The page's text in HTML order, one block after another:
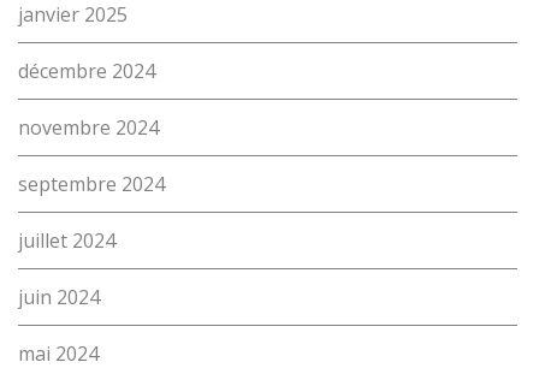
janvier 2025
décembre 2024
novembre 2024
septembre 2024
juillet 2024
juin 2024
mai 2024